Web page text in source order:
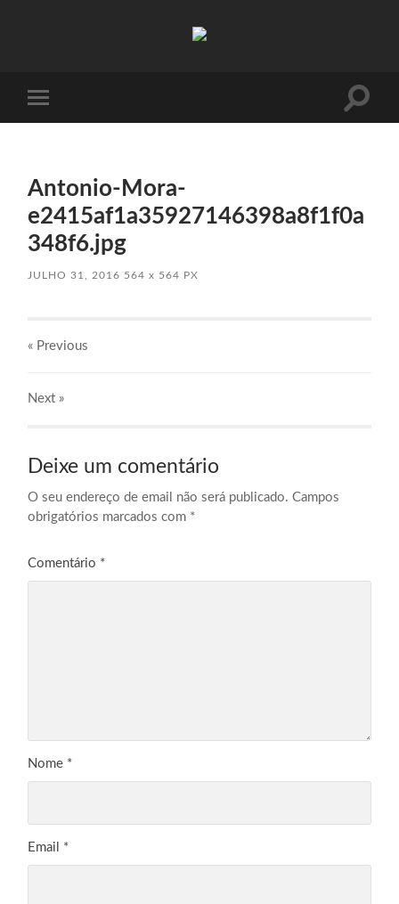
mobile
Toggle
Antonio-Mora-
e2415af1a35927146398a8f1f0a
348f6.jpg
JULHO 31, 2016 564x 564 PX
« Previous
Next »
Deixe um comentário
O seu endereço de email não será publicado. Campos
obrigatórios marcados com *
Comentário *
Nome *
Email *